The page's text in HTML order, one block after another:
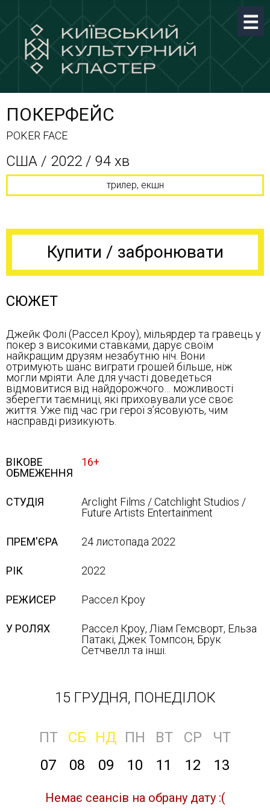
ПОКЕРФЕЙС
POKER FACE
США / 2022 / 94 хв
трилер, екшн
Купити / забронювати
СЮЖЕТ
Джейк Фолі (Рассел Кроу), мільярдер та гравець у
покер з високими ставками, дарує своїм
найкращим друзям незабутню ніч. Вони
отримують шанс виграти грошей більше, ніж
могли мріяти. Але для участі доведеться
відмовитися від найдорожчого… можливості
зберегти таємниці, які приховували усе своє
життя. Уже під час гри герої з’ясовують, чим
насправді ризикують.
ВІКОВЕ
ОБМЕЖЕННЯ
16+
СТУДІЯ
Arclight Films / Catchlight Studios /
Future Artists Entertainment
ПРЕМ'ЄРА 24 листопада 2022
РІК 2022
РЕЖИСЕР Рассел Кроу
У РОЛЯХ
Рассел Кроу, Ліам Гемсворт, Ельза
Патакі, Джек Томпсон, Брук
Сетчвелл та інші.
15 ГРУДНЯ, ПОНЕДІЛОК
ПТ СБ НД ПН ВТ СР
ЧТ
07
08 09 10 11 12 13
Немає сеансів на обрану дату :(